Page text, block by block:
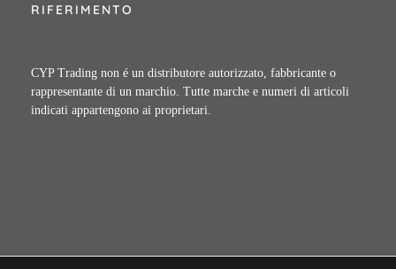
RIFERIMENTO
CYP Trading non é un distributore autorizzato, fabbricante o
rappresentante di un marchio. Tutte marche e numeri di articoli
indicati appartengono ai proprietari.